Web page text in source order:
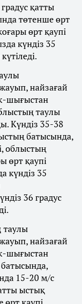
қатты
төтенше өрт
өрт қаупі
күндіз 35
найзағай
шығыстан
таулы
Күндіз 35-38
батысында,
облыстың
өрт қаупі
күндіз 35
36 градус
таулы
найзағай
шығыстан
15-20 м/с
ыстық